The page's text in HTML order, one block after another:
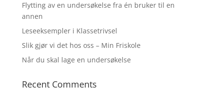
Flytting av en undersøkelse fra én bruker til en
annen
Leseeksempler i Klassetrivsel
Slik gjør vi det hos oss – Min Friskole
Når du skal lage en undersøkelse
Recent Comments